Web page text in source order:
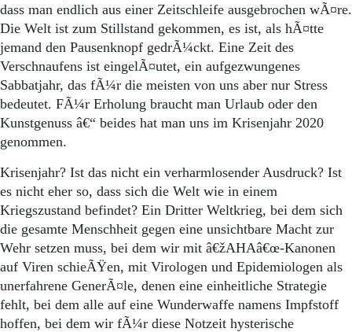
dass man endlich aus einer Zeitschleife ausgebrochen wÃ¤re.
Die Welt ist zum Stillstand gekommen, es ist, als hÃ¤tte
jemand den Pausenknopf gedrÃ¼ckt. Eine Zeit des
Verschnaufens ist eingelÃ¤utet, ein aufgezwungenes
Sabbatjahr, das fÃ¼r die meisten von uns aber nur Stress
bedeutet. FÃ¼r Erholung braucht man Urlaub oder den
Kunstgenuss â€“ beides hat man uns im Krisenjahr 2020
genommen.
Krisenjahr? Ist das nicht ein verharmlosender Ausdruck? Ist
es nicht eher so, dass sich die Welt wie in einem
Kriegszustand befindet? Ein Dritter Weltkrieg, bei dem sich
die gesamte Menschheit gegen eine unsichtbare Macht zur
Wehr setzen muss, bei dem wir mit â€žAHAâ€œ-Kanonen
auf Viren schieÃŸen, mit Virologen und Epidemiologen als
unerfahrene GenerÃ¤le, denen eine einheitliche Strategie
fehlt, bei dem alle auf eine Wunderwaffe namens Impfstoff
hoffen, bei dem wir fÃ¼r diese Notzeit hysterische